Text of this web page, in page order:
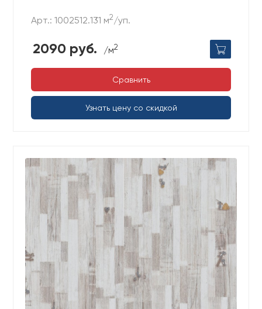
Арт.: 1002512.131 м2/уп.
2090 руб. /м2
Сравнить
Узнать цену со скидкой